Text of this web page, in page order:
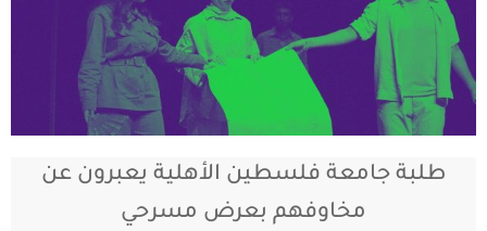
طلبة جامعة فلسطين الأهلية يعبرون عن
مخاوفهم بعرض مسرحي